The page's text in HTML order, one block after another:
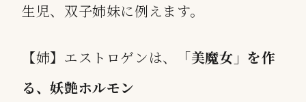
生児、双子姉妹に例えます。
【姉】 エストロゲンは、
「美魔女」を作
る、妖艶ホルモン